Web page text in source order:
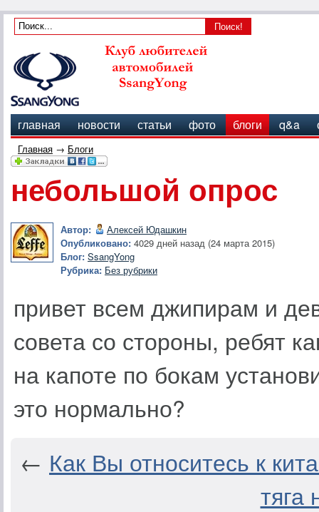
главная новости статьи фото блоги q&a
Главная → Блоги
небольшой опрос
Автор:
Алексей Юдашкин
Опубликовано: 4029 дней назад (24 марта 2015)
Блог: SsangYong
Рубрика: Без рубрики
привет всем джипирам и
совета со стороны, ребят
на капоте по бокам
это нормально?
← Как Вы относитесь к
тяга